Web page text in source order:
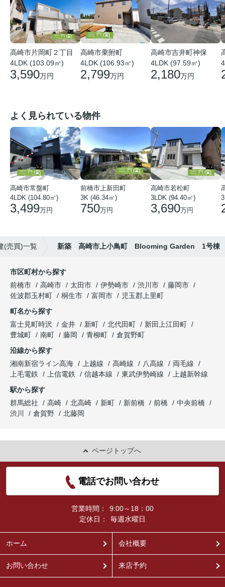
高崎市片岡町２丁目
4LDK (103.09㎡)
3,590万円
高崎市乗附町
4LDK (106.93㎡)
2,799万円
高崎市吉井町神保
4LDK (97.59㎡)
2,180万円
よく見られている物件
高崎市常盤町
4LDK (104.80㎡)
3,499万円
前橋市上新田町
3K (46.34㎡)
750万円
高崎市若松町
3LDK (94.40㎡)
3,690万円
(売買)一覧 新築 高崎市上小鳥町 Blooming Garden 1号棟
市区町村から探す
前橋市
高崎市 太田市 伊勢崎市 渋川市
藤岡市
佐波郡玉村町
桐生市 富岡市
児玉郡上里町
町名から探す
富士見町時沢
金井 新町 北代田町
新田上江田町
豊城町
南町 藤岡 青柳町
倉賀野町
沿線から探す
湘南新宿ライン高海
上越線 高崎線 八高線
両毛線
上毛電鉄
上信電鉄 信越本線 東武伊勢崎線
上越新幹線
駅から探す
群馬総社
高崎 北高崎 新町 新前橋 前橋
中央前橋
渋川
倉賀野 北藤岡
ページトップへ
電話でお問い合わせ
営業時間：
9:00～18：00
定休日：
毎週水曜日
ホーム 会社概要
お問い合わせ 来店予約